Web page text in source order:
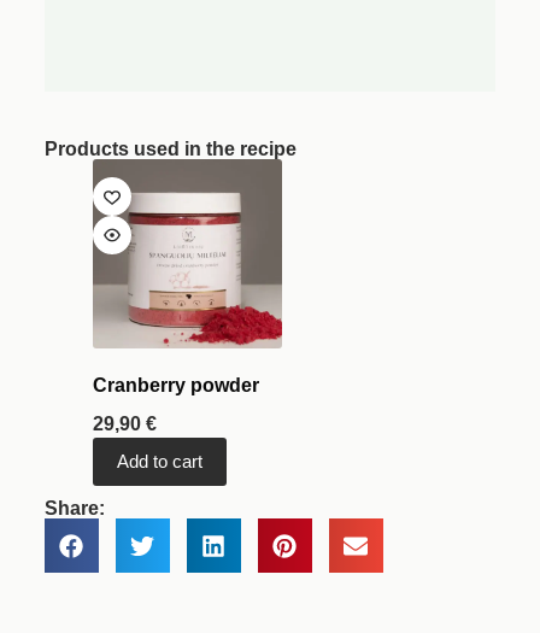
Products used in the recipe
Cranberry powder
29,90 €
Add to cart
Share: